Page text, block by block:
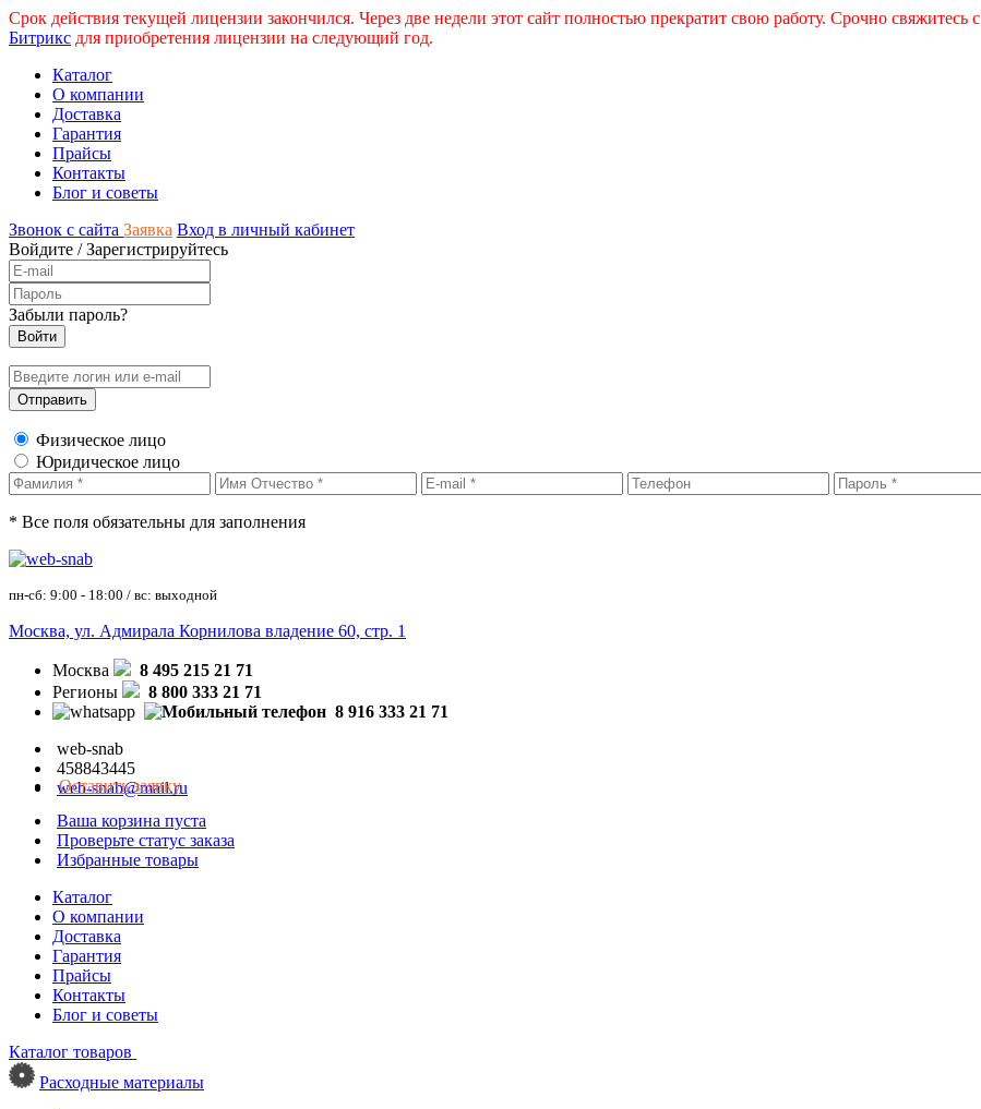
Срок действия текущей лицензии закончился. Через две недели этот сайт полностью прекратит свою работу. Срочно свяжитесь с
Битрикс для приобретения лицензии на следующий год.
Каталог
О компании
Доставка
Гарантия
Прайсы
Контакты
Блог и советы
Звонок с сайта Заявка Вход в личный кабинет
Войдите /Зарегистрируйтесь
Забыли пароль?
Физическое лицо
Юридическое лицо
* Все поля обязательны для заполнения
пн-сб: 9:00 - 18:00 / вс: выходной
Москва, ул. Адмирала Корнилова владение 60, стр. 1
Москва
8 495 215 21 71
Регионы
8 800 333 21 71
8 916 333 21 71
web-snab
458843445
web-snab@mail.ru
Оставить заявку
Ваша корзина пуста
Проверьте статус заказа
Избранные товары
Каталог
О компании
Доставка
Гарантия
Прайсы
Контакты
Блог и советы
Каталог товаров
Расходные материалы